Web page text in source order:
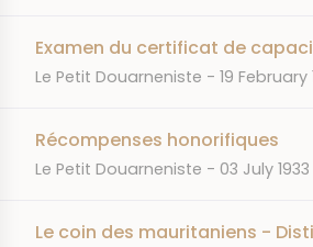
Examen du certificat de
JOURNAL
Le Petit Douarneniste DATE
19 February
Récompenses honorifiques
JOURNAL
Le Petit Douarneniste DATE
03 July 1933
Le coin des mauritaniens -